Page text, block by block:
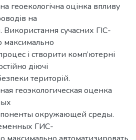
геоекологічна оцінка впливу
на
Використання сучасних ГІС-
максимально
і створити комп’ютерні
діючі
територій.
геоэкологическая оценка
окружающей среды.
ГИС-